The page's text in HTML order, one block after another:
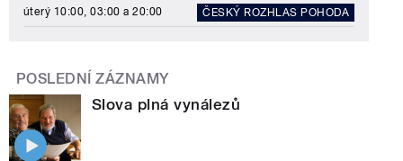
úterý 10:00, 03:00 a 20:00 ČESKÝ ROZHLAS POHODA
POSLEDNÍ ZÁZNAMY
Slova plná vynálezů